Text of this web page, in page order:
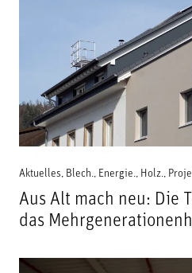
Aktuelles, Blech., Energie., Holz.,
Aus Alt mach neu: Die
das